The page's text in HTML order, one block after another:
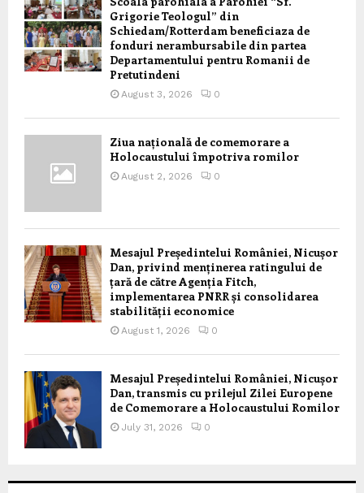
Grigorie Teologul” din
Schiedam/Rotterdam beneficiaza de
fonduri nerambursabile din partea
Departamentului pentru Romanii de
Pretutindeni
August 3, 2026 0
Ziua națională de comemorare a
Holocaustului împotriva romilor
August 2, 2026 0
Mesajul Președintelui României, Nicușor
Dan, privind menținerea ratingului de
țară de către Agenția Fitch,
implementarea PNRR și consolidarea
stabilității economice
August 1, 2026 0
Mesajul Președintelui României, Nicușor
Dan, transmis cu prilejul Zilei Europene
de Comemorare a Holocaustului Romilor
July 31, 2026 0